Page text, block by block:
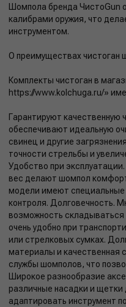
Шомпола бренда
калибрами оружия, что
инструментом.
О преимуществах чистоган
Комплекты чистоган в
https://www.kolchuga.ru/»
Гарантируют качественную
обеспечивают идеальную
свинец и другие
точности стрельбы и
Удобство при
вес делают шомпол
модели имеют специальные
контроля. Долговечность.
возможность
очень удобно при
или стрелковых сумках.
материалы и качественная
службы шомполов, что
Широкое разнообразие
различные насадки и
адаптировать инструмент